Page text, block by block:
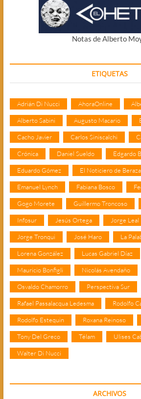
Notas de Alberto
ETIQUETAS
Adrián Di Nucci AhoraOnline
Alberto Sabini Augusto Macario
Cacho Javier Carlos Siniscalchi
Crónica Daniel Sueldo Edgardo
Eduardo Gómez El Noticiero de
Emanuel Lynch Fabiana Bosco
Gogo Morete Guillermo Troncoso
Infosur Jesús Ortega Jorge Leal
Jorge Tronqui José Haro La
Lorena González Lucas Gabriel Díaz
Mauricio Bonfigli Nicolás Avendaño
Osvaldo Chamorro Perspectiva Sur
Rafael Passalacqua Ledesma Rodolfo
Rodolfo Estequin Roxana Reinoso
Tony Del Greco Télam Ulises
Walter Di Nucci
ARCHIVOS